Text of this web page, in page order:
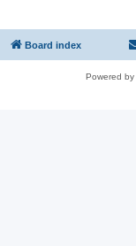
Board index
Powered by